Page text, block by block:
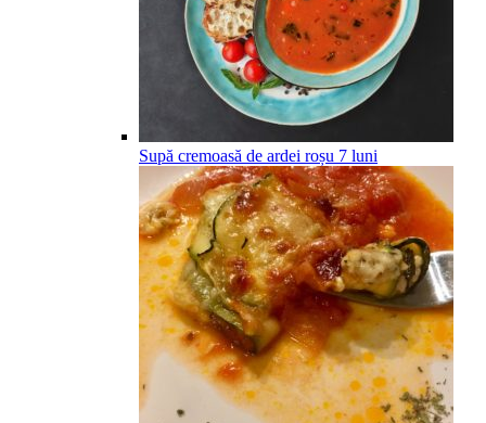
Supă cremoasă de ardei roșu 7 luni